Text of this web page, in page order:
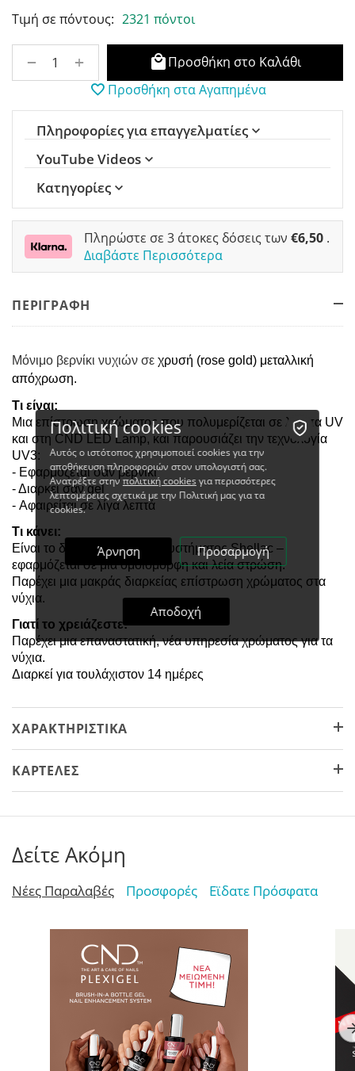
Τιμή σε πόντους: 2321 πόντοι
+
−
Προσθήκη στο Καλάθι
Προσθήκη στα Αγαπημένα
Πληροφορίες για επαγγελματίες
YouTube Videos
Κατηγορίες
Πληρώστε σε 3 άτοκες δόσεις των €6,50 .
Διαβάστε Περισσότερα
ΠΕΡΙΓΡΑΦΗ
Μόνιμο βερνίκι νυχιών σε χρυσή (rose gold) μεταλλική
απόχρωση.
Τι είναι:
Μια επίστρωση χρώματος που πολυμερίζεται σε λάμπα UV
και στη CND LED Lamp, και παρουσιάζει την τεχνολογία
UV3:
- Εφαρμόζεται σαν βερνίκι
- Διαρκεί σαν gel
- Αφαιρείται σε λίγα λεπτά
Τι κάνει:
Είναι το δεύτερο βήμα του συστήματος Shellac –
εφαρμόζεται σε μια ομοιόμορφη και λεία στρώση.
Παρέχει μια μακράς διαρκείας επίστρωση χρώματος στα
νύχια.
Γιατί το χρειάζεστε:
Παρέχει μια επαναστατική, νέα υπηρεσία χρώματος για τα
νύχια.
Διαρκεί για τουλάχιστον 14 ημέρες
ΧΑΡΑΚΤΗΡΙΣΤΙΚΆ
ΚΑΡΤΈΛΕΣ
Δείτε Ακόμη
Νέες Παραλαβές Προσφορές Εϊδατε Πρόσφατα
Πολιτική cookies
Αυτός ο ιστότοπος χρησιμοποιεί cookies για την
αποθήκευση πληροφοριών στον υπολογιστή σας.
Ανατρέξτε στηνπολιτική cookiesγια περισσότερες
λεπτομέρειες σχετικά με την Πολιτική μας για τα
cookies.
Άρνηση Προσαρμογή
Αποδοχή